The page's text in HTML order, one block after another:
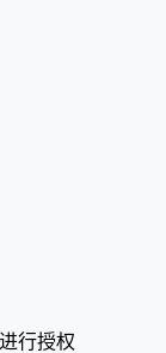
行授权